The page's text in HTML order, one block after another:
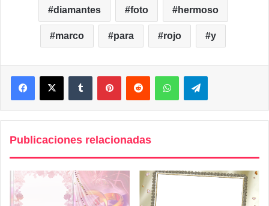
diamantes foto hermoso
marco para rojo y
FacebookX Tumblr PinterestReddit WhatsAppTelegram
Publicaciones relacionadas